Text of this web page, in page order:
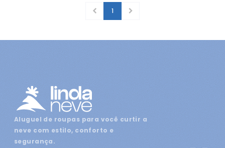
1
Aluguel de roupas para você curtir a
neve com estilo, conforto e
segurança.